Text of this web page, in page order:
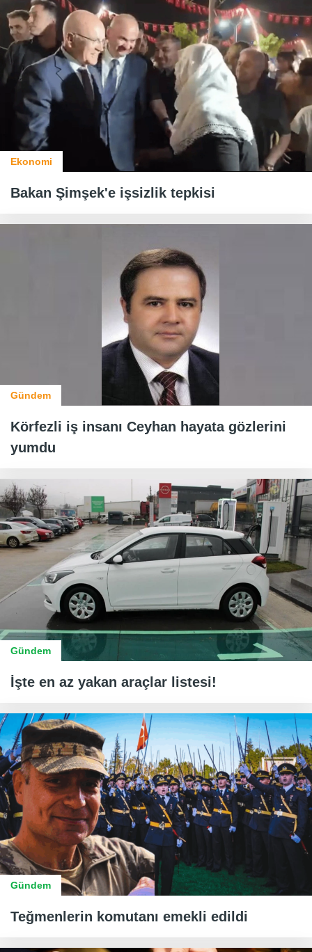
Ekonomi
Bakan Şimşek'e işsizlik tepkisi
Gündem
Körfezli iş insanı Ceyhan hayata gözlerini
yumdu
Gündem
İşte en az yakan araçlar listesi!
Gündem
Teğmenlerin komutanı emekli edildi